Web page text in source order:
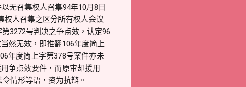
无召集权人召集94年10月8日
权人召集之区分所有权人会议
3272号判决之争点效，认定96
然无效，即推翻106年度简上
年度简上字第378号案件亦未
争点效要件，而原审却援用
情形等语，资为抗辩。